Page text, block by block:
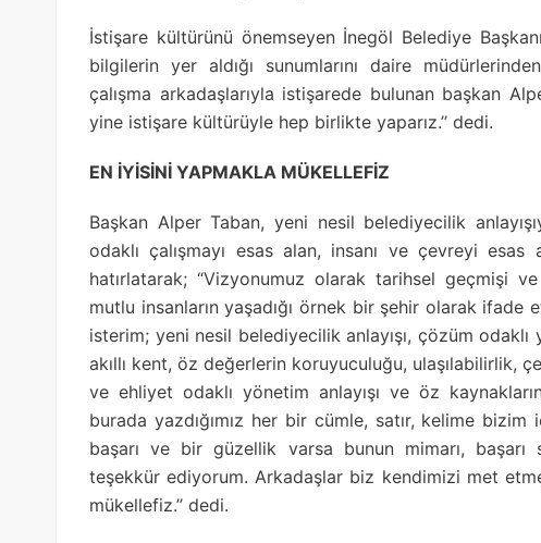
İstişare kültürünü önemseyen İnegöl Belediye
bilgilerin yer aldığı sunumlarını daire
çalışma arkadaşlarıyla istişarede bulunan başkan
yine istişare kültürüyle hep birlikte yaparız.’’ dedi.
EN İYİSİNİ YAPMAKLA MÜKELLEFİZ
Başkan Alper Taban, yeni nesil belediyecilik
odaklı çalışmayı esas alan, insanı ve çevreyi
hatırlatarak; “Vizyonumuz olarak tarihsel geçmişi
mutlu insanların yaşadığı örnek bir şehir olarak
isterim; yeni nesil belediyecilik anlayışı, çözüm odaklı
akıllı kent, öz değerlerin koruyuculuğu, ulaşılabilirlik,
ve ehliyet odaklı yönetim anlayışı ve öz
burada yazdığımız her bir cümle, satır, kelime
başarı ve bir güzellik varsa bunun mimarı,
teşekkür ediyorum. Arkadaşlar biz kendimizi met
mükellefiz.’’ dedi.